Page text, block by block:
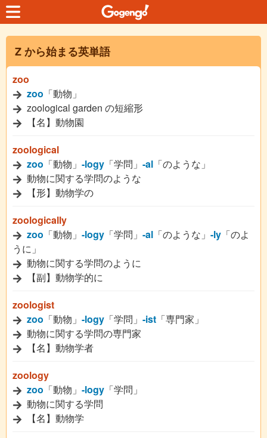
Z から始まる英単語
zoo
zoo 「動物」
zoological garden の短縮形
【名】動物園
zoological
zoo 「動物」 -logy 「学問」 -al 「のような」
動物に関する学問のような
【形】動物学の
zoologically
zoo 「動物」 -logy 「学問」 -al 「のような」 -ly 「のよ
うに」
動物に関する学問のように
【副】動物学的に
zoologist
zoo 「動物」 -logy 「学問」 -ist 「専門家」
動物に関する学問の専門家
【名】動物学者
zoology
zoo 「動物」 -logy 「学問」
動物に関する学問
【名】動物学